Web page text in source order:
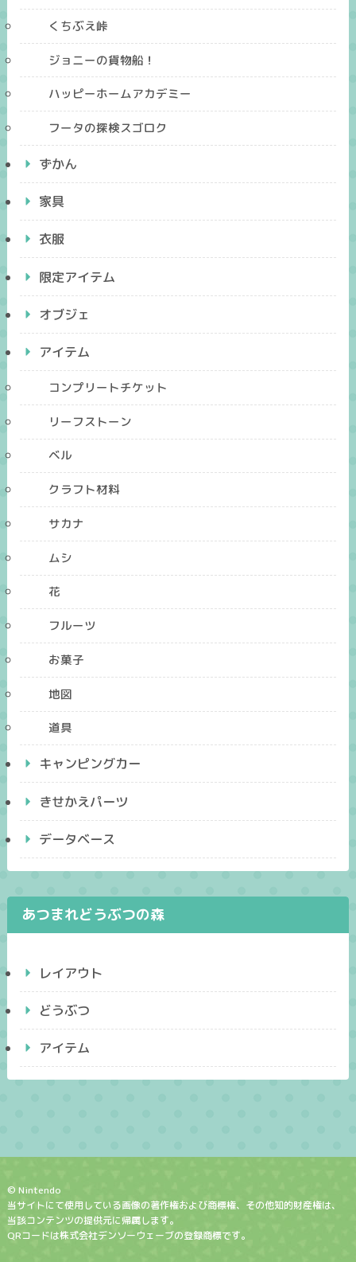
くちぶえ峠
ジョニーの貨物船！
ハッピーホームアカデミー
フータの探検スゴロク
ずかん
家具
衣服
限定アイテム
オブジェ
アイテム
コンプリートチケット
リーフストーン
ベル
クラフト材料
サカナ
ムシ
花
フルーツ
お菓子
地図
道具
キャンピングカー
きせかえパーツ
データベース
あつまれどうぶつの森
レイアウト
どうぶつ
アイテム
© Nintendo
当サイトにて使用している画像の著作権および商標権、その他知的財産権は、
当該コンテンツの提供元に帰属します。
QRコードは株式会社デンソーウェーブの登録商標です。